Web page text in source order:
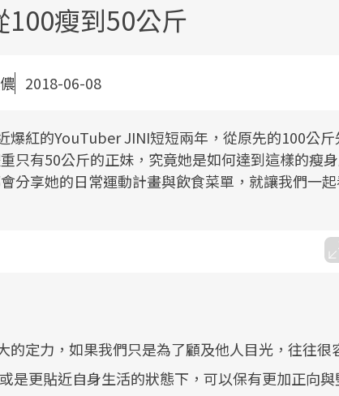
瘦到50公斤
2018-06-08
爆紅的YouTuber JINI短短兩年，從原先的100公斤
只有50公斤的正妹，究竟她是如何達到這樣的瘦
分享她的日常運動計畫與飲食菜單，就讓我們一
的定力，如果我們只是為了顧及他人目光，往往很
是更貼近自身生活的狀態下，可以保有更加正向與
邁向「健康照護」的新時代。隨著
政策如「健康台灣推動委員會」與
照3.0」的推進，「預防醫學」已成
療院所的服務，更是民眾了解自身
狀況、啟動健康管理的重要起點。
健康新生活」，從講座、體驗到運
全面啟動你的健康革命！
發，透過醫學觀點與日常感受的對
建立對亞健康的認知，進而引導實
改善行動。